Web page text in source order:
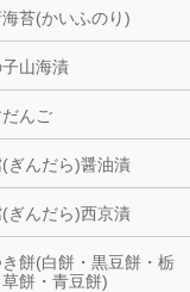
苔(かいふのり)
山海漬
だんご
ぎんだら)醤油漬
ぎんだら)西京漬
餅(白餅・黒豆餅・栃
餅・青豆餅)